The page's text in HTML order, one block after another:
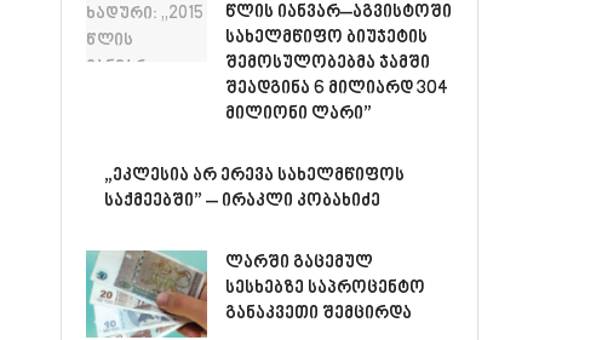
წლის იანვარ–აგვისტოში
სახელმწიფო ბიუჯეტის
შემოსულობებმა ჯამში
შეადგინა 6 მილიარდ 304
მილიონი ლარი”
„ეკლესია არ ერევა სახელმწიფოს
საქმეებში” – ირაკლი კობახიძე
ლარში გაცემულ
სესხებზე საპროცენტო
განაკვეთი შემცირდა